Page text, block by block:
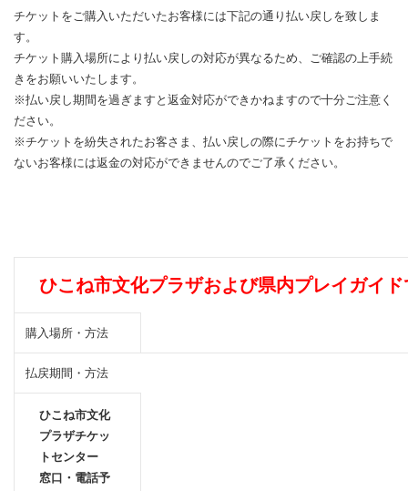
チケットをご購入いただいたお客様には下記の通り払い戻しを致しま
す。
チケット購入場所により払い戻しの対応が異なるため、ご確認の上手続
きをお願いいたします。
※払い戻し期間を過ぎますと返金対応ができかねますので十分ご注意く
ださい。
※チケットを紛失されたお客さま、払い戻しの際にチケットをお持ちで
ないお客様には返金の対応ができませんのでご了承ください。
ひこね市文化プラザおよび県内プレイガイ
購入場所・方法
払戻期間・方法
ひこね市文化
プラザチケッ
トセンター
窓口・電話予